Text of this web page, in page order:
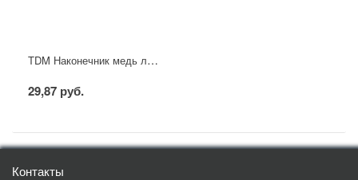
TDM Наконечник медь лужёный JG-16
29,87 руб.
Контакты